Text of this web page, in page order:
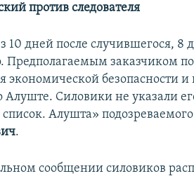
против следователя
10 дней после случившегося, 8
Предполагаемым заказчиком
экономической безопасности
Алуште. Силовики не указали
Алушта»
.
сообщении силовиков